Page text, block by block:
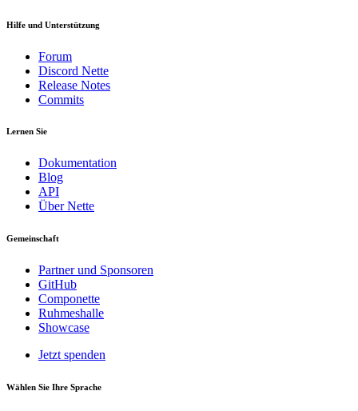
Hilfe und Unterstützung
Forum
Discord Nette
Release Notes
Commits
Lernen Sie
Dokumentation
Blog
API
Über Nette
Gemeinschaft
Partner und Sponsoren
GitHub
Componette
Ruhmeshalle
Showcase
Jetzt spenden
Wählen Sie Ihre Sprache